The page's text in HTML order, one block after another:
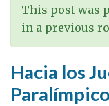
This post was
in a previous
Hacia los